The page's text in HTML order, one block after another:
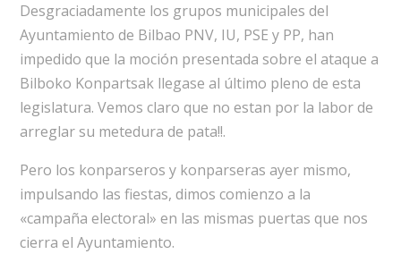
Desgraciadamente los grupos municipales del
Ayuntamiento de Bilbao PNV, IU, PSE y PP, han
impedido que la moción presentada sobre el ataque a
Bilboko Konpartsak llegase al último pleno de esta
legislatura. Vemos claro que no estan por la labor de
arreglar su metedura de pata!!.
Pero los konparseros y konparseras ayer mismo,
impulsando las fiestas, dimos comienzo a la
«campaña electoral» en las mismas puertas que nos
cierra el Ayuntamiento.